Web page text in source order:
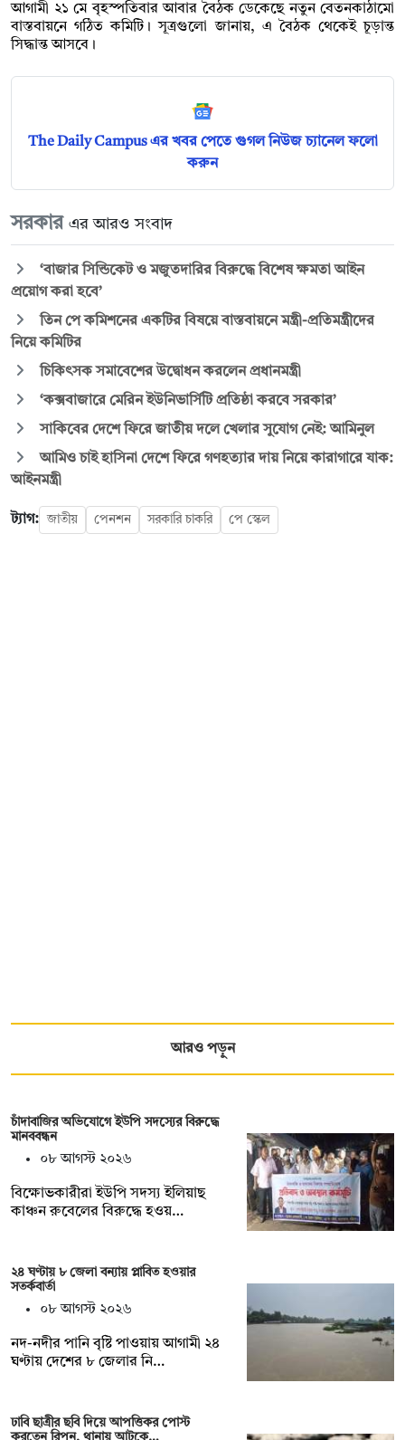
আগামী ২১ মে বৃহস্পতিবার আবার বৈঠক ডেকেছে নতুন বেতনকাঠামো
বাস্তবায়নে গঠিত কমিটি। সূত্রগুলো জানায়, এ বৈঠক থেকেই চূড়ান্ত
সিদ্ধান্ত আসবে।
The Daily Campus এর খবর পেতে গুগল নিউজ চ্যানেল ফলো
করুন
সরকার এর আরও সংবাদ
‘বাজার সিন্ডিকেট ও মজুতদারির বিরুদ্ধে বিশেষ ক্ষমতা আইন
প্রয়োগ করা হবে’
তিন পে কমিশনের একটির বিষয়ে বাস্তবায়নে মন্ত্রী-প্রতিমন্ত্রীদের
নিয়ে কমিটির
চিকিৎসক সমাবেশের উদ্বোধন করলেন প্রধানমন্ত্রী
‘কক্সবাজারে মেরিন ইউনিভার্সিটি প্রতিষ্ঠা করবে সরকার’
সাকিবের দেশে ফিরে জাতীয় দলে খেলার সুযোগ নেই: আমিনুল
আমিও চাই হাসিনা দেশে ফিরে গণহত্যার দায় নিয়ে কারাগারে যাক:
আইনমন্ত্রী
ট্যাগ: জাতীয় পেনশন সরকারি চাকরি পে স্কেল
আরও পড়ুন
চাঁদাবাজির অভিযোগে ইউপি সদস্যের বিরুদ্ধে
মানববন্ধন
০৮ আগস্ট ২০২৬
বিক্ষোভকারীরা ইউপি সদস্য ইলিয়াছ
কাঞ্চন রুবেলের বিরুদ্ধে হওয়…
২৪ ঘণ্টায় ৮ জেলা বন্যায় প্লাবিত হওয়ার
সতর্কবার্তা
০৮ আগস্ট ২০২৬
নদ-নদীর পানি বৃষ্টি পাওয়ায় আগামী ২৪
ঘণ্টায় দেশের ৮ জেলার নি…
ঢাবি ছাত্রীর ছবি দিয়ে আপত্তিকর পোস্ট
করতেন রিপন, থানায় আটকে…